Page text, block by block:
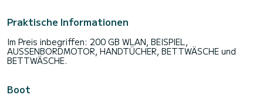
Praktische Informationen
Im Preis inbegriffen: 200 GB WLAN, BEISPIEL,
AUSSENBORDMOTOR, HANDTÜCHER, BETTWÄSCHE und
BETTWÄSCHE.
Boot